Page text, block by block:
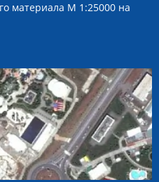
материала М 1:25000 на